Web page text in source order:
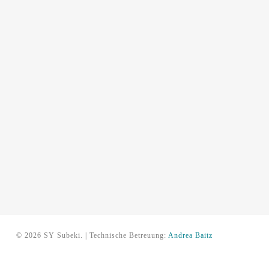
© 2026 SY Subeki. | Technische Betreuung: Andrea Baitz